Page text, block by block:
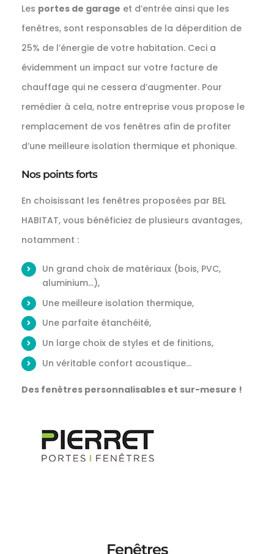
Les portes de garage et d’entrée ainsi que les
fenêtres, sont responsables de la déperdition de
25% de l’énergie de votre habitation. Ceci a
évidemment un impact sur votre facture de
chauffage qui ne cessera d’augmenter. Pour
remédier à cela, notre entreprise vous propose le
remplacement de vos fenêtres afin de profiter
d’une meilleure isolation thermique et phonique.
Nos points forts
En choisissant les fenêtres proposées par BEL
HABITAT, vous bénéficiez de plusieurs avantages,
notamment :
Un grand choix de matériaux (bois, PVC,
aluminium…),
Une meilleure isolation thermique,
Une parfaite étanchéité,
Un large choix de styles et de finitions,
Un véritable confort acoustique…
Des fenêtres personnalisables et sur-mesure !
Fenêtres